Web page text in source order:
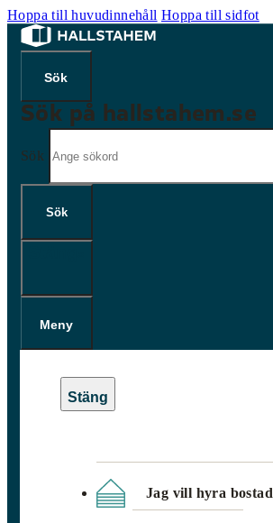
Hoppa till huvudinnehåll Hoppa till sidfot
Sök på hallstahem.se
Sök
Sök
Meny
Jag vill hyra bostad